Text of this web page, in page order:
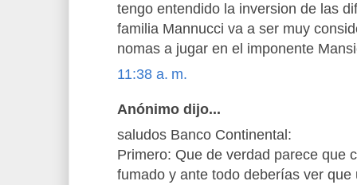
tengo entendido la inversion de las
familia Mannucci va a ser muy
nomas a jugar en el imponente
11:38 a. m.
Anónimo dijo...
saludos Banco Continental:
Primero: Que de verdad parece que
fumado y ante todo deberías ver